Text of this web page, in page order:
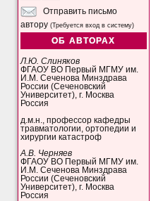
Отправить письмо
автору(Требуется вход в систему)
ОБ АВТОРАХ
Л.Ю. Слиняков
ФГАОУ ВО Первый МГМУ им.
И.М. Сеченова Минздрава
России (Сеченовский
Университет), г. Москва
Россия
д.м.н., профессор кафедры
травматологии, ортопедии и
хирургии катастроф
А.В. Черняев
ФГАОУ ВО Первый МГМУ им.
И.М. Сеченова Минздрава
России (Сеченовский
Университет), г. Москва
Россия